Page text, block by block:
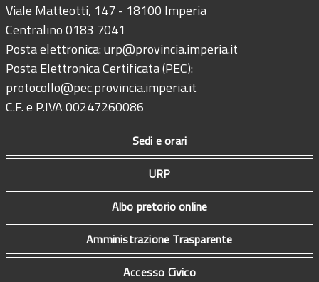
Viale Matteotti, 147 - 18100 Imperia
Centralino 0183 7041
Posta elettronica:urp@provincia.imperia.it
Posta Elettronica Certificata (PEC):
protocollo@pec.provincia.imperia.it
C.F. e P.IVA 00247260086
Sedi e orari
URP
Albo pretorio online
Amministrazione Trasparente
Accesso Civico